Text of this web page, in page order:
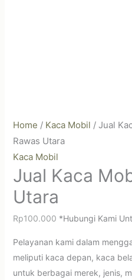
Home / Kaca Mobil / Jual
Rawas Utara
Kaca Mobil
Jual Kaca
Utara
Rp100.000 *Hubungi Kami
Pelayanan kami dalam
meliputi kaca depan, kaca
untuk berbagai merek, jenis,